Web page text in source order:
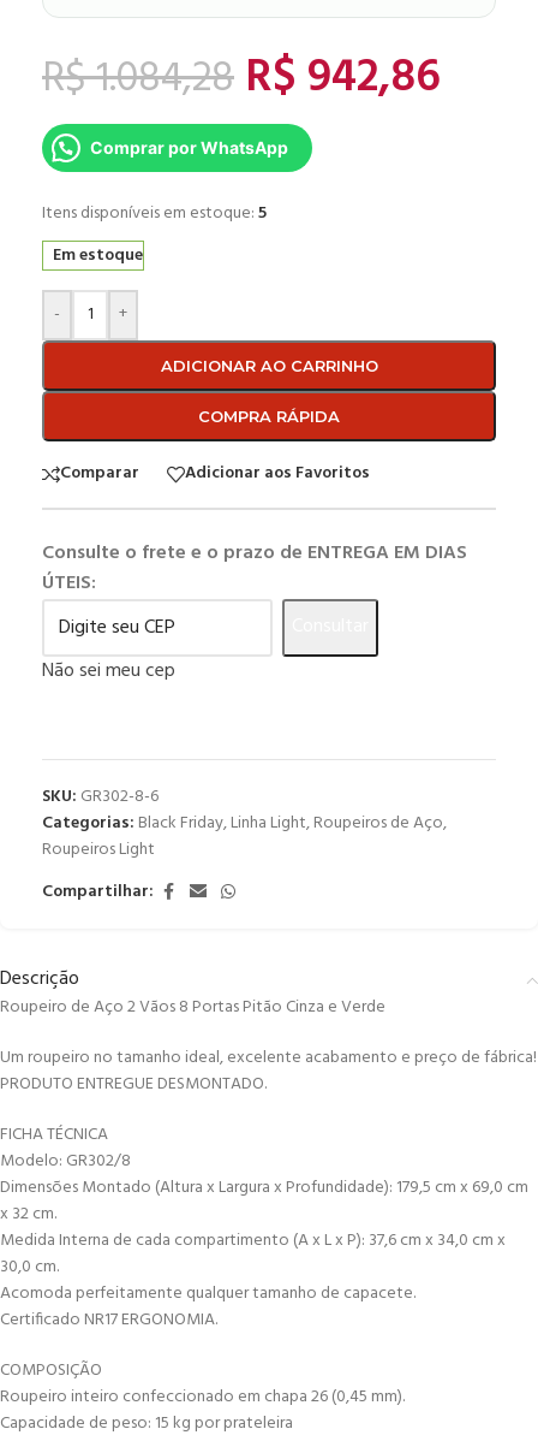
R$1.084,28 R$942,86
Comprar por WhatsApp
Itens disponíveis em estoque:5
Em estoque
- +
ADICIONAR AO CARRINHO
COMPRA RÁPIDA
Comparar Adicionar aos Favoritos
Consulte o frete e o prazo de ENTREGA EM DIAS
ÚTEIS:
Não sei meu cep
SKU: GR302-8-6
Categorias: Black Friday,Linha Light,Roupeiros de Aço,
Roupeiros Light
Compartilhar:
Descrição
Roupeiro de Aço 2 Vãos 8 Portas Pitão Cinza e Verde
Um roupeiro no tamanho ideal, excelente acabamento e preço de fábrica!
PRODUTO ENTREGUE DESMONTADO.
FICHA TÉCNICA
Modelo: GR302/8
Dimensões Montado (Altura x Largura x Profundidade): 179,5 cm x 69,0 cm
x 32 cm.
Medida Interna de cada compartimento (A x L x P): 37,6 cm x 34,0 cm x
30,0 cm.
Acomoda perfeitamente qualquer tamanho de capacete.
Certificado NR17 ERGONOMIA.
COMPOSIÇÃO
Roupeiro inteiro confeccionado em chapa 26 (0,45 mm).
Capacidade de peso: 15 kg por prateleira